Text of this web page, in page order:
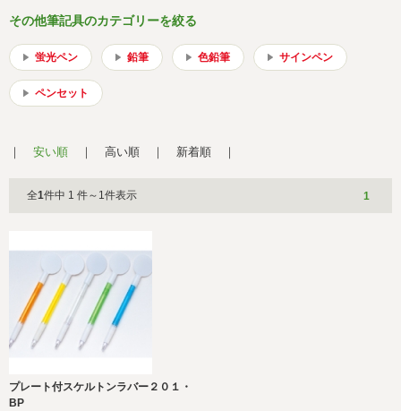
会社概要 サイトマップ
その他筆記具のカテゴリーを絞る
蛍光ペン 鉛筆 色鉛筆 サインペン
ペンセット
安い順 高い順 新着順
全1件中 1 件～1件表示 1
プレート付スケルトンラバー２０１・
BP